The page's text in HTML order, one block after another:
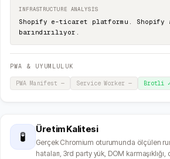
INFRASTRUCTURE ANALYSIS
Shopify e-ticaret platformu. Shopify
barındırılıyor.
PWA & UYUMLULUK
PWA Manifest— Service Worker — Brotli✓
🧪
Üretim Kalitesi
Gerçek Chromium oturumunda ölçülen
hataları, 3rd party yük, DOM